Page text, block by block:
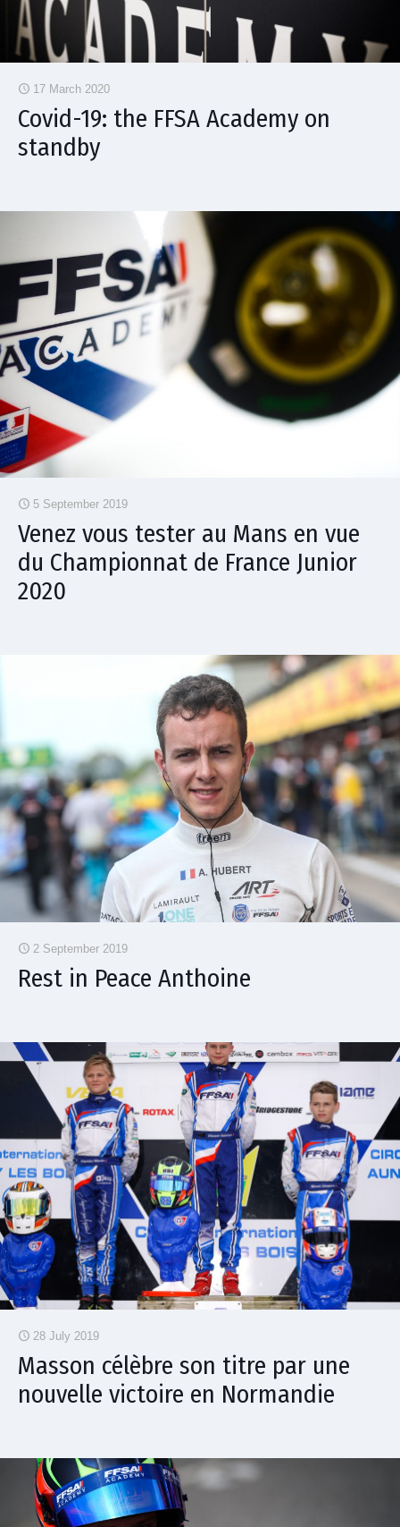
17 March 2020
Covid-19: the FFSA Academy on
standby
5 September 2019
Venez vous tester au Mans en vue
du Championnat de France Junior
2020
2 September 2019
Rest in Peace Anthoine
28 July 2019
Masson célèbre son titre par une
nouvelle victoire en Normandie